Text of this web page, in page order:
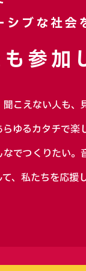
シブな社会
参加
こえない人も、
ゆるカタチで楽
でつくりたい。
、私たちを応援